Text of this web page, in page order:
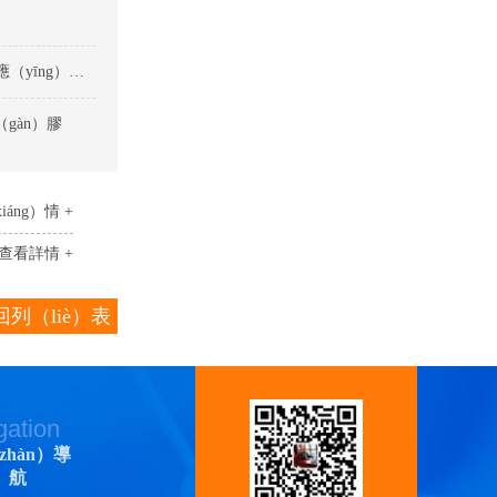
快幹（gàn）膠在矽膠與多種塑料粘接中的創（chuàng）新應（yīng）用（yòng）-矽膠粘塑料快幹膠
gàn）膠
）情 +
看詳情 +
列（liè）表
）導
航